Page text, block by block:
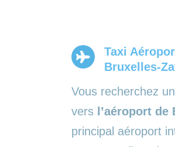
Taxi
Bruxelles-
Vous recherchez
vers l’aéroport
principal aéroport